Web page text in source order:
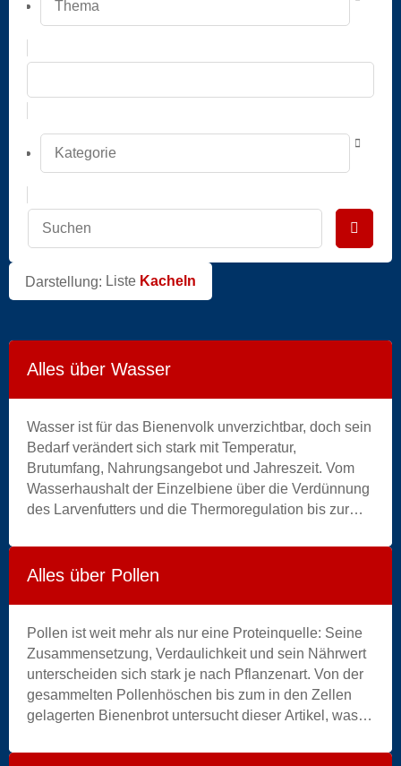
Darstellung: Liste Kacheln
Alles über Wasser
Wasser ist für das Bienenvolk unverzichtbar, doch sein
Bedarf verändert sich stark mit Temperatur,
Brutumfang, Nahrungsangebot und Jahreszeit. Vom
Wasserhaushalt der Einzelbiene über die Verdünnung
des Larvenfutters und die Thermoregulation bis zur
vielfältigen Wasserflüsse im Bienenstock. Daraus leitet
er praktische Orientierungshilfen für die
Alles über Pollen
Pollen ist weit mehr als nur eine Proteinquelle: Seine
Zusammensetzung, Verdaulichkeit und sein Nährwert
unterscheiden sich stark je nach Pflanzenart. Von der
gesammelten Pollenhöschen bis zum in den Zellen
gelagerten Bienenbrot untersucht dieser Artikel, was
Entwicklung, Gesundheit und Überleben der